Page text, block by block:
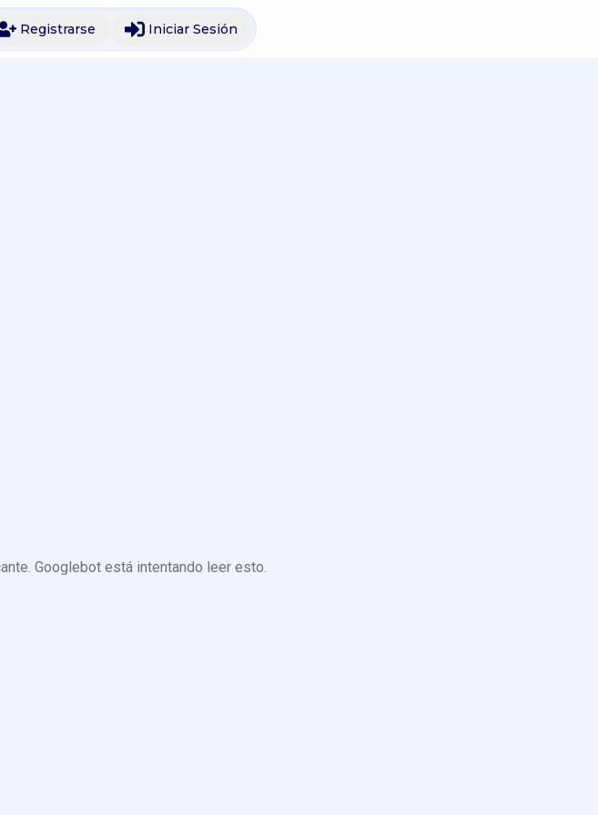
Registrarse Iniciar Sesión
Googlebot está intentando leer esto.